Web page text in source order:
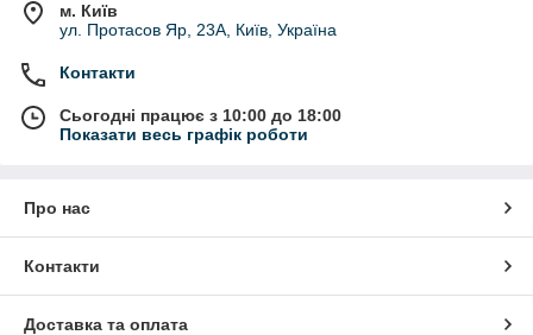
м. Київ
ул. Протасов Яр, 23А, Київ, Україна
Контакти
Сьогодні працює з 10:00 до 18:00
Показати весь графік роботи
Про нас
Контакти
Доставка та оплата